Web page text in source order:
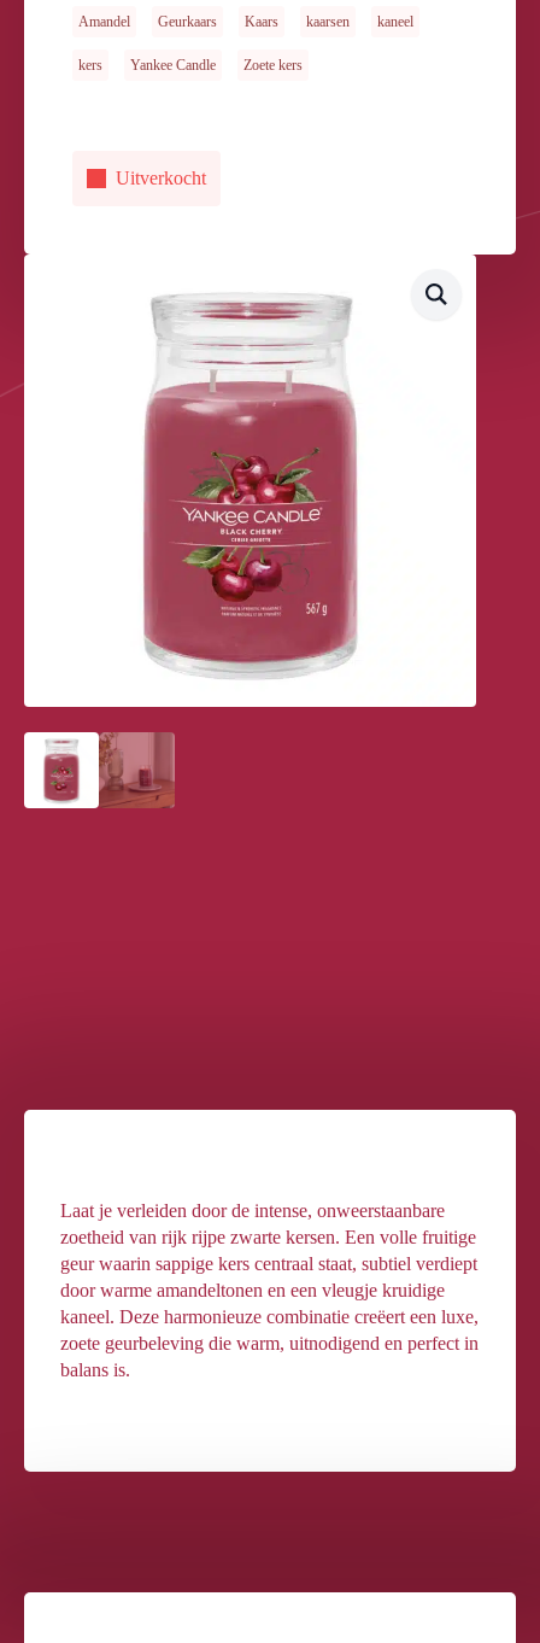
Amandel Geurkaars Kaars kaarsen kaneel
kers Yankee Candle Zoete kers
Uitverkocht
Laat je verleiden door de intense, onweerstaanbare
zoetheid van rijk rijpe zwarte kersen. Een volle fruitige
geur waarin sappige kers centraal staat, subtiel verdiept
door warme amandeltonen en een vleugje kruidige
kaneel. Deze harmonieuze combinatie creëert een luxe,
zoete geurbeleving die warm, uitnodigend en perfect in
balans is.